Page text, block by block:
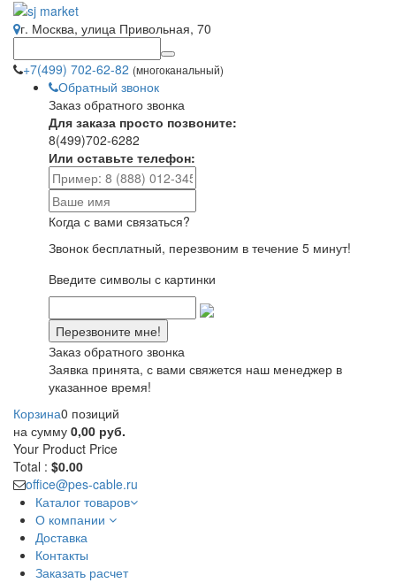
г. Москва, улица Привольная, 70
+7(499) 702-62-82 (многоканальный)
Обратный звонок
Заказ обратного звонка
Для заказа просто позвоните:
8(499)702-6282
Или оставьте телефон:
Когда с вами связаться?
Звонок бесплатный, перезвоним в течение 5 минут!
Введите символы с картинки
Заказ обратного звонка
Заявка принята, с вами свяжется наш менеджер в
указанное время!
Корзина0 позиций
на сумму 0,00 руб.
Your Product Price
Total : $0.00
office@pes-cable.ru
Каталог товаров
О компании
Доставка
Контакты
Заказать расчет